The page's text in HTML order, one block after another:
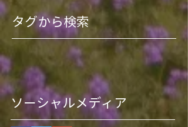
タグから検索
ソーシャルメディア